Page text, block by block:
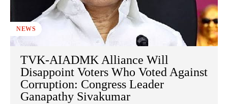
NEWS
TVK-AIADMK Alliance Will
Disappoint Voters Who Voted Against
Corruption: Congress Leader
Ganapathy Sivakumar